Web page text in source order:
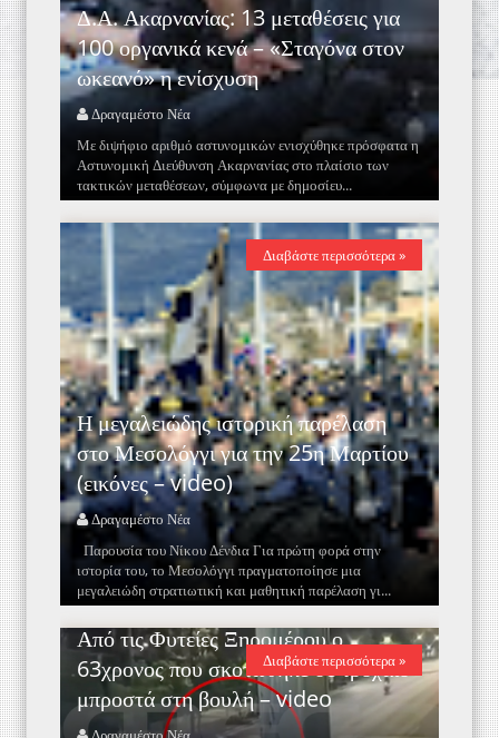
Δ.Α. Ακαρνανίας: 13 μεταθέσεις για
100 οργανικά κενά – «Σταγόνα στον
ωκεανό» η ενίσχυση
Δραγαμέστο Νέα
Με διψήφιο αριθμό αστυνομικών ενισχύθηκε πρόσφατα η
Αστυνομική Διεύθυνση Ακαρνανίας στο πλαίσιο των
τακτικών μεταθέσεων, σύμφωνα με δημοσίευ...
Η μεγαλειώδης ιστορική παρέλαση
στο Μεσολόγγι για την 25η Μαρτίου
(εικόνες – video)
Δραγαμέστο Νέα
Παρουσία του Νίκου Δένδια Για πρώτη φορά στην
ιστορία του, το Μεσολόγγι πραγματοποίησε μια
μεγαλειώδη στρατιωτική και μαθητική παρέλαση γι...
Διαβάστε περισσότερα »
Από τις Φυτείες Ξηρομέρου ο
63χρονος που σκοτώθηκε σε τροχαίο
μπροστά στη βουλή – video
Διαβάστε περισσότερα »